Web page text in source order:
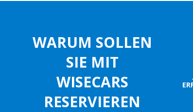
WARUM SOLLEN
SIE MIT
WISECARS
RESERVIEREN